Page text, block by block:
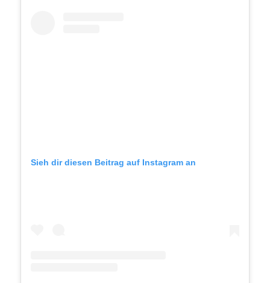
Sieh dir diesen Beitrag auf Instagram an